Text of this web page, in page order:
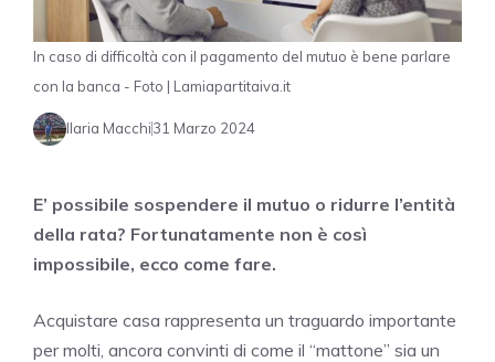
In caso di difficoltà con il pagamento del mutuo è bene parlare
con la banca - Foto | Lamiapartitaiva.it
Ilaria Macchi31 Marzo 2024
E’ possibile sospendere il mutuo o ridurre l’entità
della rata? Fortunatamente non è così
impossibile, ecco come fare.
Acquistare casa rappresenta un traguardo importante
per molti, ancora convinti di come il “mattone” sia un